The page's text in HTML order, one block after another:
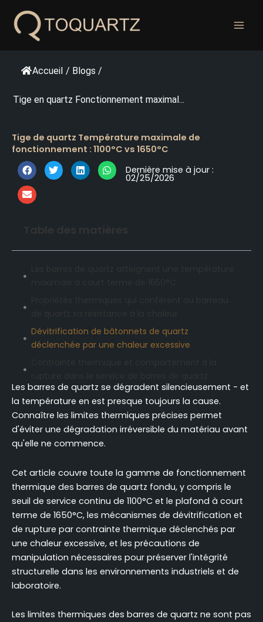
content
Accueil / Blogs /
Tige en quartz Fonctionnement maximal...
Tige de quartz Température maximale de
fonctionnement : 1100°C vs 1650°C
Dernière mise à jour :
02/25/2026
Dévitrification de bâtonnets de quartz
déclenchée par une chaleur excessive
Le quartz fondu et la silice fondue présentent des
plafonds thermiques différents
Les niveaux de pureté et leur influence sur les
plafonds thermiques en quartz
performance thermique des bâtonnets de quartz
Plages de température des bâtonnets de quartz
dans les principales applications industrielles
Précautions de manipulation thermique
essentielles pour les barres de quartz en
fonctionnement
Longévité des tiges de quartz soumises à une
charge soutenue à haute température
FAQ
Les barres de quartz se dégradent silencieusement - et
la température en est presque toujours la cause.
Connaître les limites thermiques précises permet
d'éviter une dégradation irréversible du matériau avant
qu'elle ne commence.
Cet article couvre toute la gamme de fonctionnement
thermique des barres de quartz fondu, y compris le
seuil de service continu de 1100°C et le plafond à court
terme de 1650°C, les mécanismes de dévitrification et
de rupture par contrainte thermique déclenchés par
une chaleur excessive, et les précautions de
manipulation nécessaires pour préserver l'intégrité
structurelle dans les environnements industriels et de
laboratoire.
Les limites thermiques des barres de quartz ne sont pas